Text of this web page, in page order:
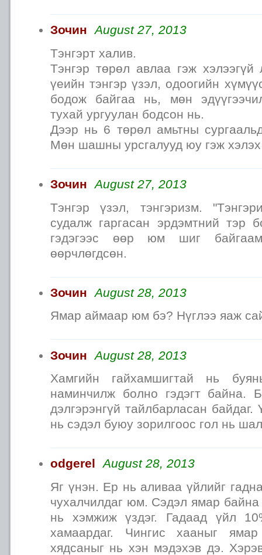
Зочин
August 27, 2013
Тэнгэрт халив.
Тэнгэр төрөл авлаа гэж
үеийн тэнгэр үзэл, одоогийн
бодож байгаа нь, мөн
тухай ургуулан бодсон нь.
Дээр нь 6 төрөл амьтны
Мөн шашны урсгалууд юу гэж
Зочин
August 27, 2013
Тэнгэр үзэл, тэнгэризм.
судалж гаргасан эрдэмтний тэр
гэдэгээс өөр юм шиг
өөрчлөгдсөн.
Зочин
August 28, 2013
Ямар аймаар юм бэ? Нүглээ яаж
Зочин
August 28, 2013
Хамгийн гайхамшигтай нь
наминчилж болно гэдэгт байна.
дэлгэрэнгүй тайлбарласан
нь сэдэл буюу зорилгоос гол нь
odgerel
August 28, 2013
Яг үнэн. Ер нь аливаа үйлийг
чухалчилдаг юм. Сэдэл ямар байна
нь хэмжиж үздэг. Гадаад үйл
хамаардаг. Чингис хааныг
хядсаныг нь хэн мэдэхэв дэ.